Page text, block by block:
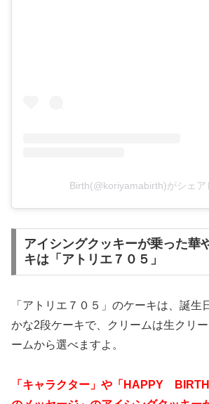
Birth(@koriyamabirth)がシェア
アイシングクッキーが乗った華
キは「アトリエ７０５」
「アトリエ７０５」のケーキは、誕生
かな2段ケーキで、クリームは生クリ
ームから選べますよ。
「キャラクター」や「HAPPY